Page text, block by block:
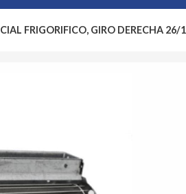
FRIGORIFICO, GIRO DERECHA